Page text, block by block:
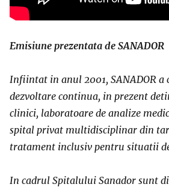
Emisiune prezentata de SANADOR
Infiintat in anul 2001, SANADOR a
dezvoltare continua, in prezent
clinici, laboratoare de analize
spital privat multidisciplinar din
tratament inclusiv pentru situatii
In cadrul Spitalului Sanador sunt